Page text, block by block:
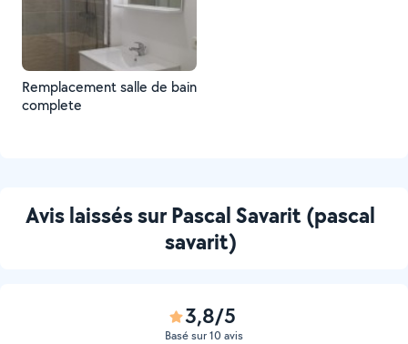
Remplacement salle de bain
complete
Avis laissés sur Pascal Savarit (pascal
savarit)
3,8/5
Basé sur 10 avis